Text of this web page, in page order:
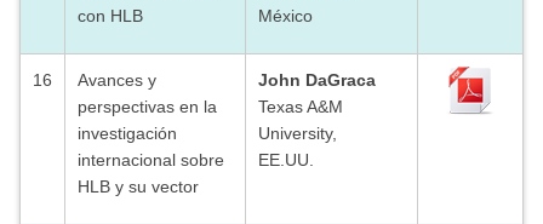
con HLB
México
16
Avances y
perspectivas en la
investigación
internacional sobre
HLB y su vector
John DaGraca
Texas A&M
University,
EE.UU.